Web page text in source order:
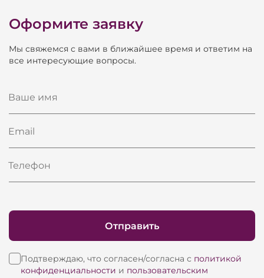
Оформите заявку
Мы свяжемся с вами в ближайшее время и ответим на
все интересующие вопросы.
Ваше имя
Email
Телефон
Подтверждаю, что согласен/согласна с политикой
конфиденциальности и пользовательским
Отправить